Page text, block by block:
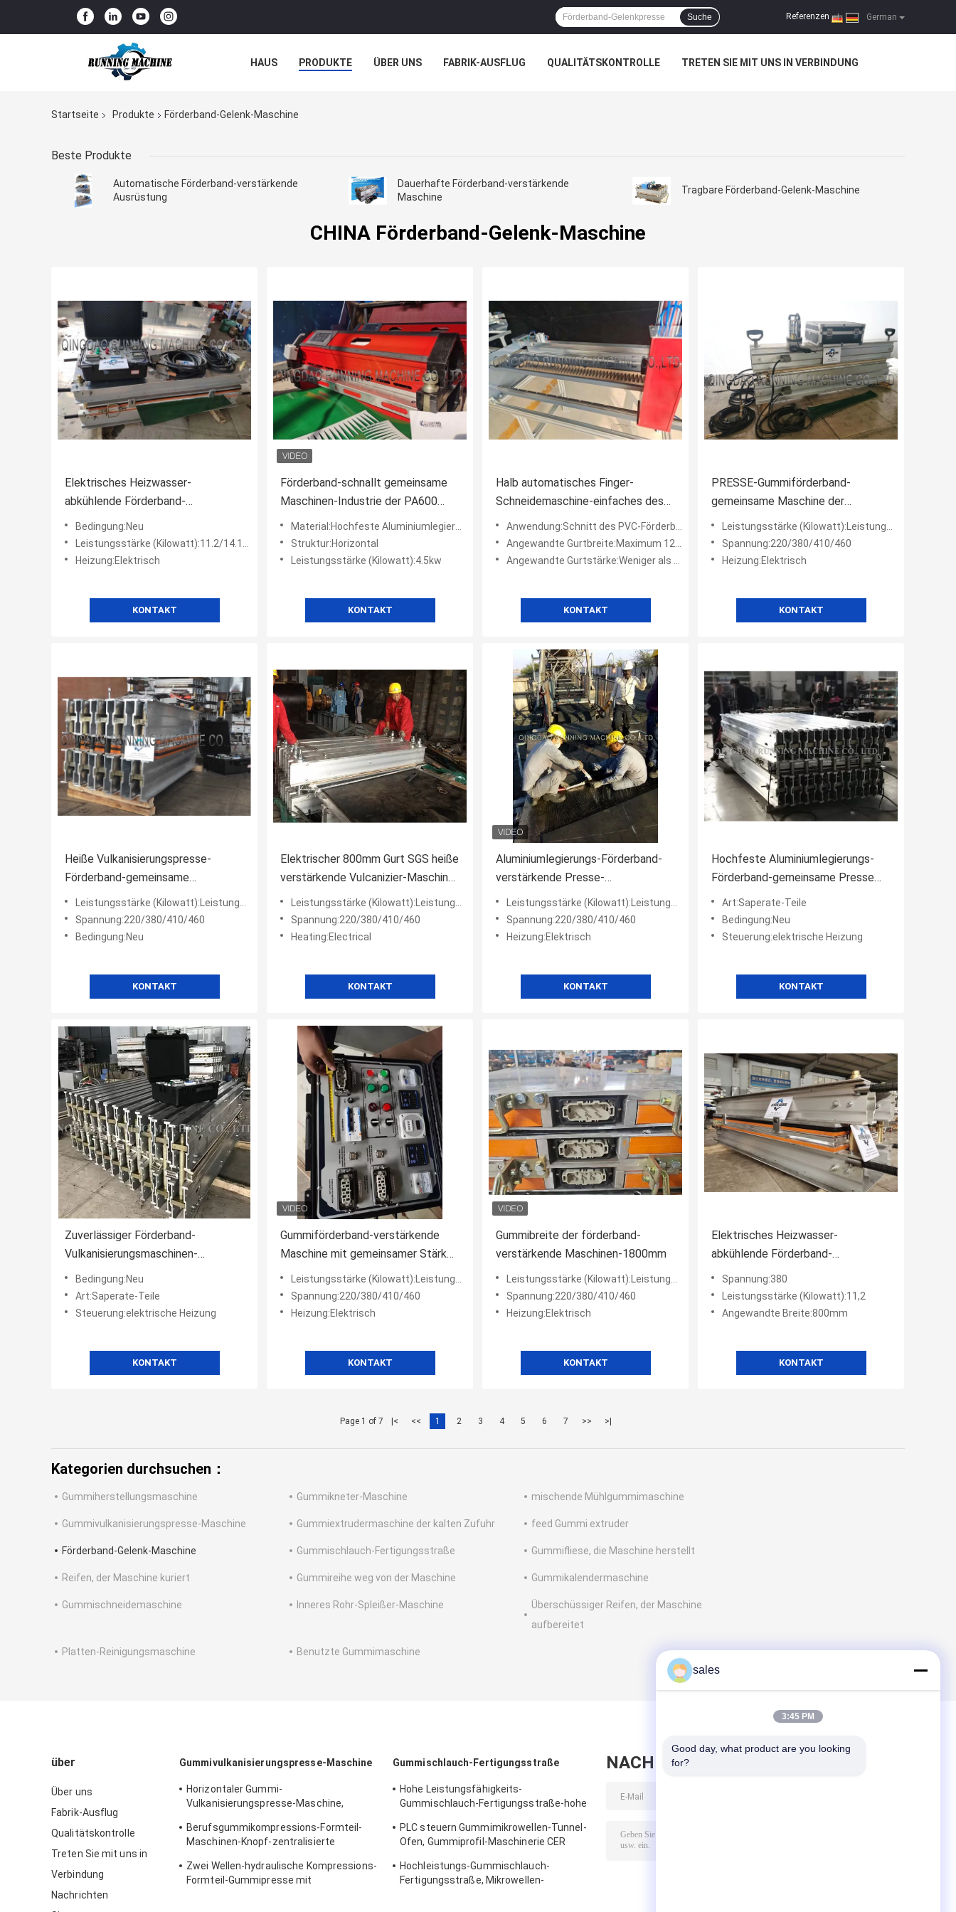
German
Referenzen |
Suche
HAUS PRODUKTE ÜBER UNS FABRIK-AUSFLUG QUALITÄTSKONTROLLE TRETEN SIE MIT UNS IN VERBINDUNG
Startseite
Produkte Förderband-Gelenk-Maschine
Beste Produkte
Automatische Förderband-verstärkende
Ausrüstung
Dauerhafte Förderband-verstärkende
Maschine
Tragbare Förderband-Gelenk-Maschine
CHINA Förderband-Gelenk-Maschine
Elektrisches Heizwasser-
abkühlende Förderband-
gemeinsame Maschine mit freier
Wasser-Pumpe
Bedingung:Neu
Leistungsstärke (Kilowatt):11.2/14.1/16.5/18.6/21.1/23.3/25.6
Heizung:Elektrisch
KONTAKT
Förderband-schnallt gemeinsame
Maschinen-Industrie der PA600
Luftkühlungs-PV/PVC das
Verstärken um
Material:Hochfeste Aluminiumlegierung
Struktur:Horizontal
Leistungsstärke (Kilowatt):4.5kw
KONTAKT
Halb automatisches Finger-
Schneidemaschine-einfaches des
PVC-Förderband-V bearbeitet
Anwendung:Schnitt des PVC-Förderbandes
Angewandte Gurtbreite:Maximum 1200mm
Angewandte Gurtstärke:Weniger als 4mm
KONTAKT
PRESSE-Gummiförderband-
gemeinsame Maschine der
Wasserkühlungs-1.5m heiße
Vulkanisierungs
Leistungsstärke (Kilowatt):Leistungsstärke (Kilowatt)
Spannung:220/380/410/460
Heizung:Elektrisch
KONTAKT
Heiße Vulkanisierungspresse-
Förderband-gemeinsame
Maschinen-einfache Operation
Leistungsstärke (Kilowatt):Leistungsstärke (Kilowatt)
Spannung:220/380/410/460
Bedingung:Neu
KONTAKT
Elektrischer 800mm Gurt SGS heiße
verstärkende Vulcanizier-Maschine
415V
Leistungsstärke (Kilowatt):Leistungsstärke (Kilowatt)
Spannung:220/380/410/460
Heating:Electrical
KONTAKT
Aluminiumlegierungs-Förderband-
verstärkende Presse-
Vulkanisierungsmaschine
Leistungsstärke (Kilowatt):Leistungsstärke (Kilowatt)
Spannung:220/380/410/460
Heizung:Elektrisch
KONTAKT
Hochfeste Aluminiumlegierungs-
Förderband-gemeinsame Presse
für die Stahl-/Gewebe-Gurte
Art:Saperate-Teile
Bedingung:Neu
Steuerung:elektrische Heizung
KONTAKT
Zuverlässiger Förderband-
Vulkanisierungsmaschinen-
Leichtgewichtler, der einfache
Operation behandelt
Bedingung:Neu
Art:Saperate-Teile
Steuerung:elektrische Heizung
KONTAKT
Gummiförderband-verstärkende
Maschine mit gemeinsamer Stärke
90% OBEN
Leistungsstärke (Kilowatt):Leistungsstärke (Kilowatt)
Spannung:220/380/410/460
Heizung:Elektrisch
KONTAKT
Gummibreite der förderband-
verstärkende Maschinen-1800mm
Leistungsstärke (Kilowatt):Leistungsstärke (Kilowatt)
Spannung:220/380/410/460
Heizung:Elektrisch
KONTAKT
Elektrisches Heizwasser-
abkühlende Förderband-
gemeinsame Maschinen-
Vulkanisierungspresse 380V
Spannung:380
Leistungsstärke (Kilowatt):11,2
Angewandte Breite:800mm
KONTAKT
Page 1 of 7 |< << 1 2 3 4 5 6 7 >> >|
Kategorien durchsuchen：
Gummiherstellungsmaschine Gummikneter-Maschine mischende Mühlgummimaschine
Gummivulkanisierungspresse-Maschine Gummiextrudermaschine der kalten Zufuhr feed Gummi extruder
Förderband-Gelenk-Maschine Gummischlauch-Fertigungsstraße Gummifliese, die Maschine herstellt
Reifen, der Maschine kuriert Gummireihe weg von der Maschine Gummikalendermaschine
Gummischneidemaschine Inneres Rohr-Spleißer-Maschine
Überschüssiger Reifen, der Maschine
aufbereitet
Platten-Reinigungsmaschine Benutzte Gummimaschine
über
Über uns
Fabrik-Ausflug
Qualitätskontrolle
Treten Sie mit uns in
Verbindung
Nachrichten
Gummivulkanisierungspresse-Maschine
Horizontaler Gummi-
Vulkanisierungspresse-Maschine,
Berufsgummikompressions-Formteil-
Maschinen-Knopf-zentralisierte
Zwei Wellen-hydraulische Kompressions-
Formteil-Gummipresse mit
Gummischlauch-Fertigungsstraße
Hohe Leistungsfähigkeits-
Gummischlauch-Fertigungsstraße-hohe
PLC steuern Gummimikrowellen-Tunnel-
Ofen, Gummiprofil-Maschinerie CER
Hochleistungs-Gummischlauch-
Fertigungsstraße, Mikrowellen-
NACHRICHT HINTERLASSEN
sales
3:45 PM
Good day, what product are you looking
for?